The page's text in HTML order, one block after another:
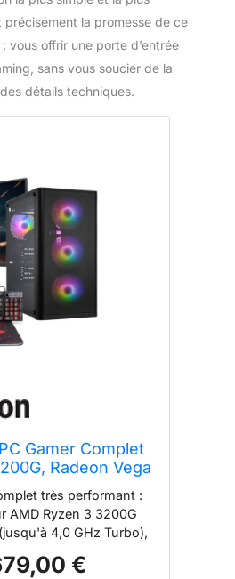
précisément la promesse de ce
vous offrir une porte d’entrée
sans vous soucier de la
détails techniques.
Gamer Complet
Radeon Vega
SSD M.2 1000
11 Pro 64 Bits +
24 Pouces 100
Hawk Gaming Kit
(QWERTZ), Wi-FI
très performant :
AMD Ryzen 3 3200G
4,0 GHz Turbo),
et SSD M.2 rapide
€